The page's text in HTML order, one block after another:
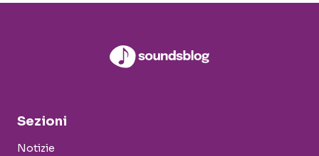
Sezioni
Notizie